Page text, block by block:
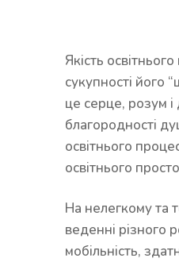
Якість
сукупності його
це серце, розум
благородності
освітнього
освітнього
На нелегкому та
веденні різного
мобільність,